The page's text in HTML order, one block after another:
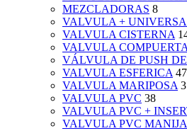
MEZCLADORAS 8
VALVULA +
VALVULA CISTERNA
VALVULA COMPUERTA
VÁLVULA DE PUSH
VALVULA ESFERICA 47
VALVULA MARIPOSA 3
VALVULA PVC 38
VALVULA PVC +
VALVULA PVC